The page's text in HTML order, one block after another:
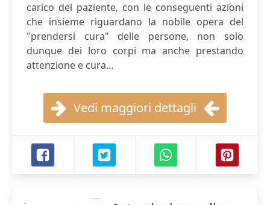
carico del paziente, con le conseguenti azioni
che insieme riguardano la nobile opera del
"prendersi cura" delle persone, non solo
dunque dei loro corpi ma anche prestando
attenzione e cura...
Vedi maggiori dettagli